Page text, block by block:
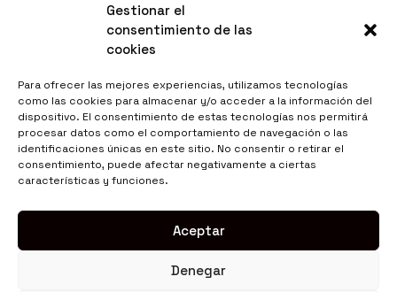
Gestionar el
consentimiento de las
cookies
Para ofrecer las mejores experiencias, utilizamos tecnologías
como las cookies para almacenar y/o acceder a la información del
dispositivo. El consentimiento de estas tecnologías nos permitirá
procesar datos como el comportamiento de navegación o las
identificaciones únicas en este sitio. No consentir o retirar el
consentimiento, puede afectar negativamente a ciertas
características y funciones.
Aceptar
Denegar